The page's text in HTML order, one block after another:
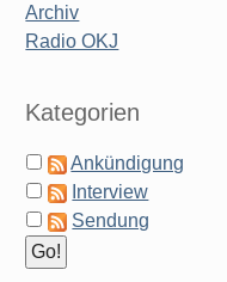
Archiv
Radio OKJ
Kategorien
Ankündigung
Interview
Sendung